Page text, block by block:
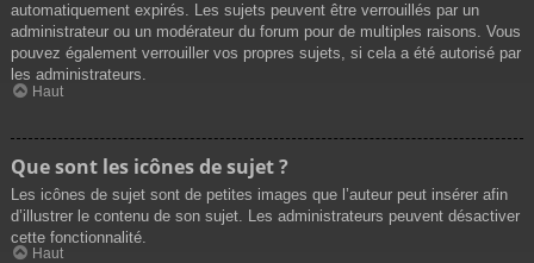
automatiquement expirés. Les sujets peuvent être verrouillés par un
administrateur ou un modérateur du forum pour de multiples raisons. Vous
pouvez également verrouiller vos propres sujets, si cela a été autorisé par
les administrateurs.
Haut
Que sont les icônes de sujet ?
Les icônes de sujet sont de petites images que l’auteur peut insérer afin
d’illustrer le contenu de son sujet. Les administrateurs peuvent désactiver
cette fonctionnalité.
Haut